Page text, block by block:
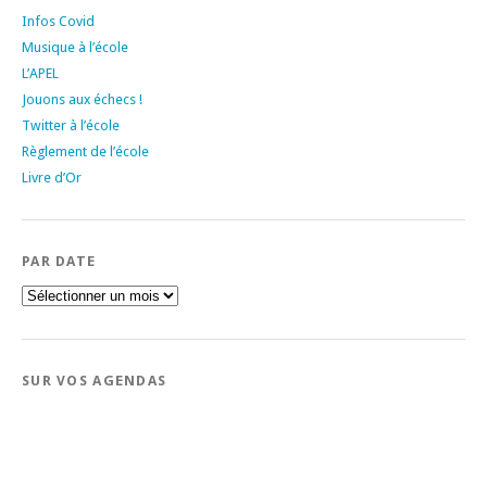
Infos Covid
Musique à l’école
L’APEL
Jouons aux échecs !
Twitter à l’école
Règlement de l’école
Livre d’Or
PAR DATE
Par
date
SUR VOS AGENDAS